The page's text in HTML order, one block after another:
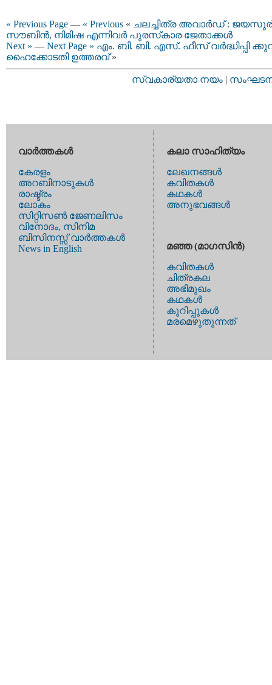
« Previous Page — « Previous « ചലച്ചിത്ര അവാര്‍ഡ് :
സൗബിൻ, നിമിഷ എന്നിവര്‍ പുരസ്‌കാര ജേതാക്കൾ
Next » — Next Page » എം. ബി. ബി. എസ്.​ ഫീസ് വർദ്ധിപ്പി
ഹൈക്കോടതി ഉത്തരവ്»
സ്വകാര്യതാ നയം |
വാര്‍ത്തകള്‍
കേരളം
അറബിനാടുകള്‍
രാഷ്ട്രം
ലോകം
സിറ്റിസണ്‍ ജേണലിസം
വിനോദം, സിനിമ
ബിസിനസ്സ് വാര്‍ത്തകള്‍
News in English
കലാ സാഹിത്യം
ലേഖനങ്ങള്‍
കവിതകള്‍
കഥകള്‍
അനുഭവങ്ങള്‍
മഞ്ഞ (മാഗസിന്‍)
കവിതകള്‍
ചിത്രകല
അഭിമുഖം
കഥകള്‍
കുറിപ്പുകള്‍
മരമെഴുതുന്നത്